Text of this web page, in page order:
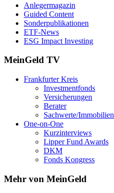
Anlegermagazin
Guided Content
Sonderpublikationen
ETF-News
ESG Impact Investing
MeinGeld TV
Frankfurter Kreis
Investmentfonds
Versicherungen
Berater
Sachwerte/Immobilien
One-on-One
Kurzinterviews
Lipper Fund Awards
DKM
Fonds Kongress
Mehr von MeinGeld